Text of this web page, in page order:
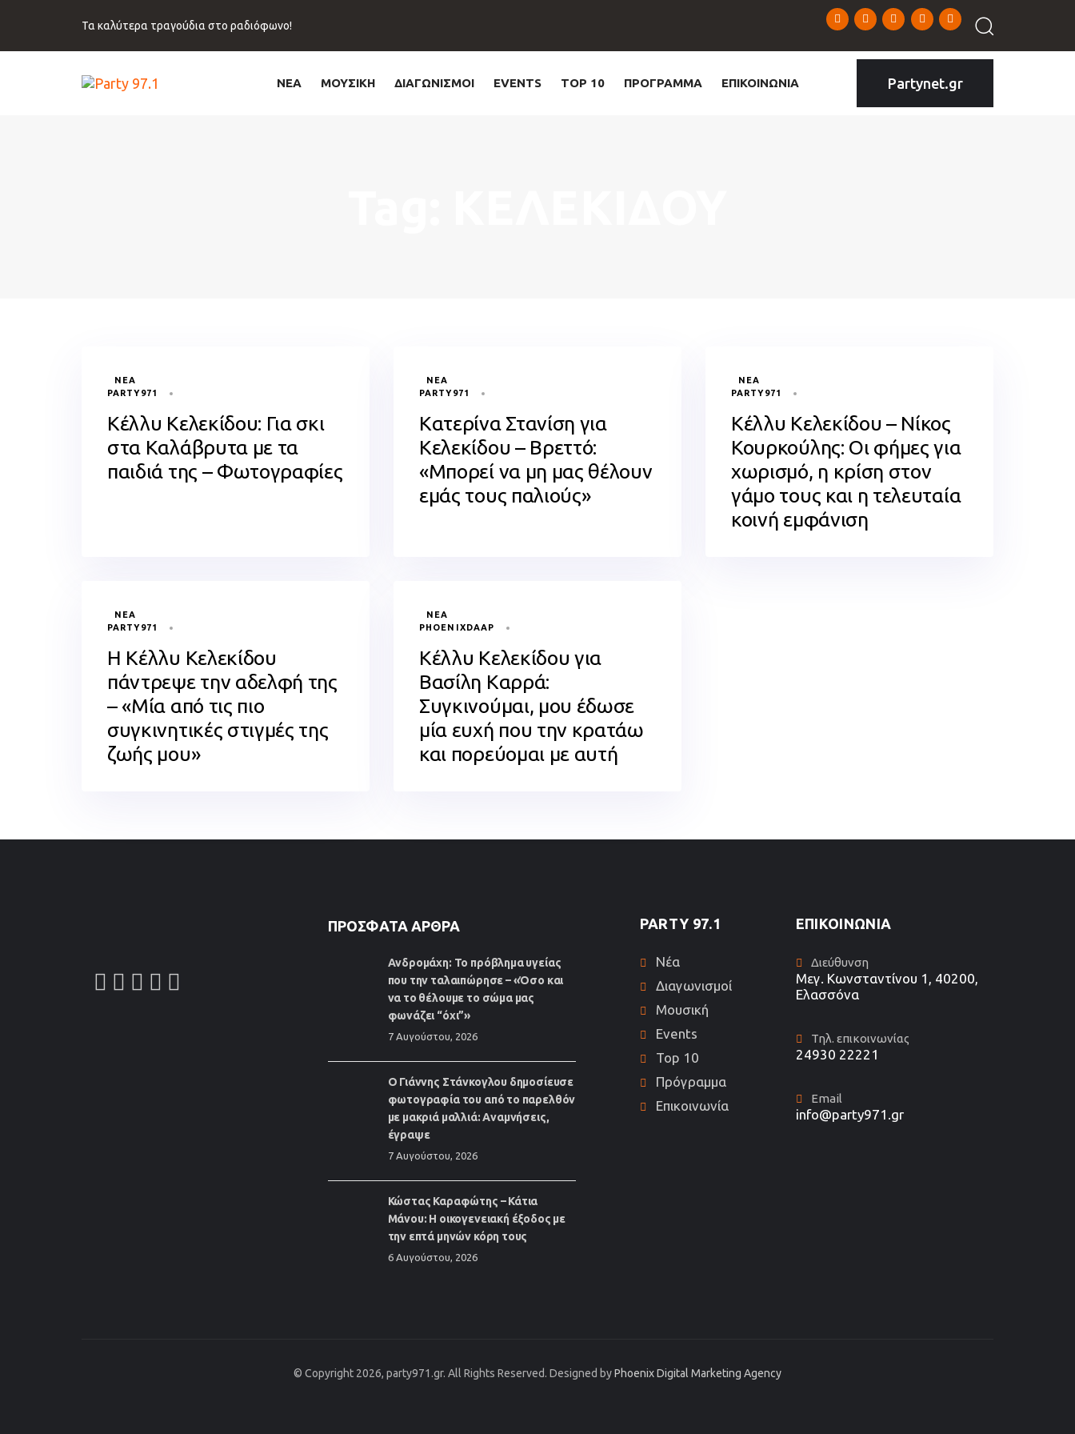
navigation
Τα καλύτερα τραγούδια στο ραδιόφωνο!
ΝΕΑ ΜΟΥΣΙΚΗ ΔΙΑΓΩΝΙΣΜΟΙ EVENTS TOP 10 ΠΡΟΓΡΑΜΜΑ ΕΠΙΚΟΙΝΩΝΙΑ Partynet.gr
ΝΈΑ
PARTY971
Κέλλυ Κελεκίδου: Για σκι
στα Καλάβρυτα με τα
παιδιά της – Φωτογραφίες
ΝΈΑ
PARTY971
Κατερίνα Στανίση για
Κελεκίδου – Βρεττό:
«Μπορεί να μη μας θέλουν
εμάς τους παλιούς»
ΝΈΑ
PARTY971
Κέλλυ Κελεκίδου – Νίκος
Κουρκούλης: Οι φήμες για
χωρισμό, η κρίση στον
γάμο τους και η τελευταία
κοινή εμφάνιση
ΝΈΑ
PARTY971
Η Κέλλυ Κελεκίδου
πάντρεψε την αδελφή της
– «Μία από τις πιο
συγκινητικές στιγμές της
ζωής μου»
ΝΈΑ
PHOENIXDAAP
Κέλλυ Κελεκίδου για
Βασίλη Καρρά:
Συγκινούμαι, μου έδωσε
μία ευχή που την κρατάω
και πορεύομαι με αυτή
ΠΡΌΣΦΑΤΑ ΆΡΘΡΑ
Ανδρομάχη: Το πρόβλημα υγείας
που την ταλαιπώρησε – «Όσο και
να το θέλουμε το σώμα μας
φωνάζει “όχι”»
7 Αυγούστου, 2026
Ο Γιάννης Στάνκογλου δημοσίευσε
φωτογραφία του από το παρελθόν
με μακριά μαλλιά: Αναμνήσεις,
έγραψε
7 Αυγούστου, 2026
Κώστας Καραφώτης – Κάτια
Μάνου: Η οικογενειακή έξοδος με
την επτά μηνών κόρη τους
6 Αυγούστου, 2026
PARTY 97.1
Νέα
Διαγωνισμοί
Μουσική
Events
Top 10
Πρόγραμμα
Επικοινωνία
ΕΠΙΚΟΙΝΩΝΊΑ
Διεύθυνση
Μεγ. Κωνσταντίνου 1, 40200,
Ελασσόνα
Τηλ. επικοινωνίας
24930 22221
Email
info@party971.gr
© Copyright 2026, party971.gr. All Rights Reserved. Designed byPhoenix Digital Marketing Agency